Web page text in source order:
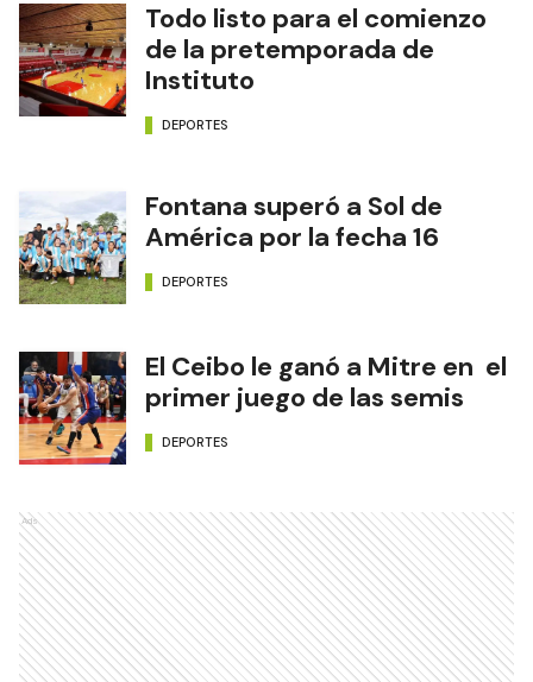
Todo listo para el comienzo
de la pretemporada de
Instituto
DEPORTES
Fontana superó a Sol de
América por la fecha 16
DEPORTES
El Ceibo le ganó a Mitre en el
primer juego de las semis
DEPORTES
Ads